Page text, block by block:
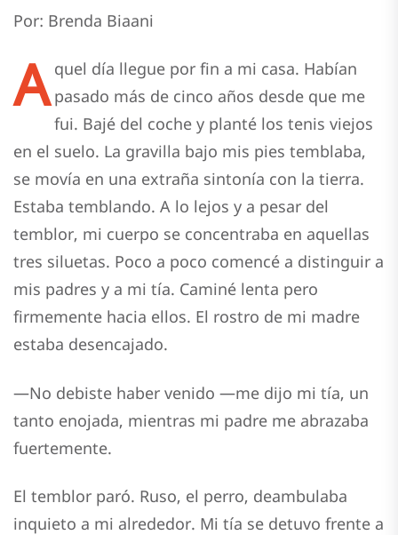
Por: Brenda Biaani
A quel día llegue por fin a mi casa. Habían
pasado más de cinco años desde que me
fui. Bajé del coche y planté los tenis viejos
en el suelo. La gravilla bajo mis pies temblaba,
se movía en una extraña sintonía con la tierra.
Estaba temblando. A lo lejos y a pesar del
temblor, mi cuerpo se concentraba en aquellas
tres siluetas. Poco a poco comencé a distinguir a
mis padres y a mi tía. Caminé lenta pero
firmemente hacia ellos. El rostro de mi madre
estaba desencajado.
—No debiste haber venido —me dijo mi tía, un
tanto enojada, mientras mi padre me abrazaba
fuertemente.
El temblor paró. Ruso, el perro, deambulaba
inquieto a mi alrededor. Mi tía se detuvo frente a